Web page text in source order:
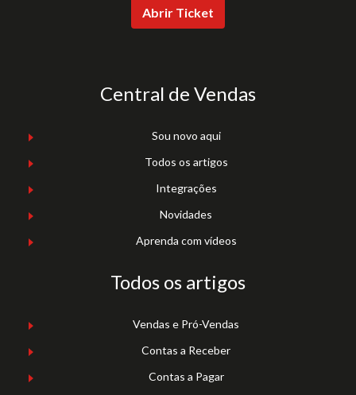
Abrir Ticket
Central de Vendas
Sou novo aqui
Todos os artigos
Integrações
Novidades
Aprenda com vídeos
Todos os artigos
Vendas e Pró-Vendas
Contas a Receber
Contas a Pagar